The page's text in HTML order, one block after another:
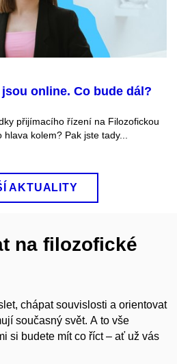
online. Co bude dál?
přijímacího řízení na Filozofickou
kolem? Pak jste tady...
AKTUALITY
na filozofické
chápat souvislosti a orientovat
současný svět. A to vše
si budete mít co říct – ať už vás